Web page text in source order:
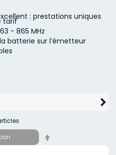
: prestations uniques
tarif
- 865 MHz
batterie sur l’émetteur